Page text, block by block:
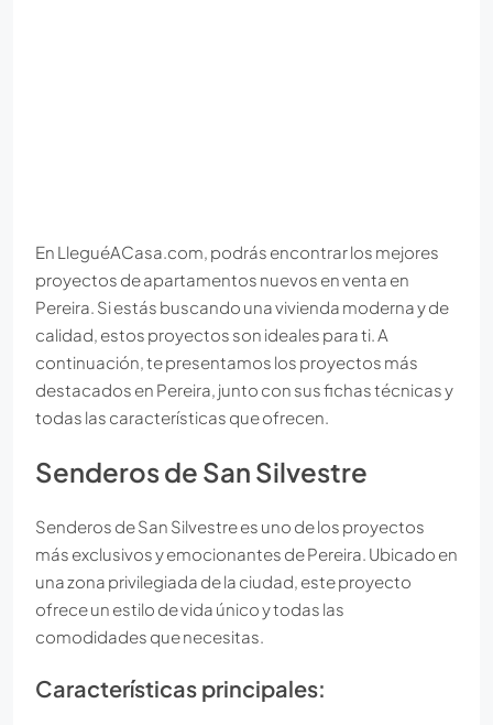
En LleguéACasa.com, podrás encontrar los mejores
proyectos de apartamentos nuevos en venta en
Pereira. Si estás buscando una vivienda moderna y de
calidad, estos proyectos son ideales para ti. A
continuación, te presentamos los proyectos más
destacados en Pereira, junto con sus fichas técnicas y
todas las características que ofrecen.
Senderos de San Silvestre
Senderos de San Silvestre es uno de los proyectos
más exclusivos y emocionantes de Pereira. Ubicado en
una zona privilegiada de la ciudad, este proyecto
ofrece un estilo de vida único y todas las
comodidades que necesitas.
Características principales: